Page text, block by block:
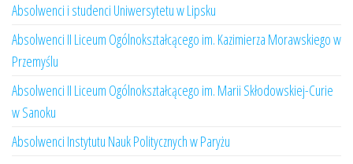
Absolwenci i studenci Uniwersytetu w Lipsku
Absolwenci II Liceum Ogólnokształcącego im. Kazimierza Morawskiego w
Przemyślu
Absolwenci II Liceum Ogólnokształcącego im. Marii Skłodowskiej-Curie
w Sanoku
Absolwenci Instytutu Nauk Politycznych w Paryżu